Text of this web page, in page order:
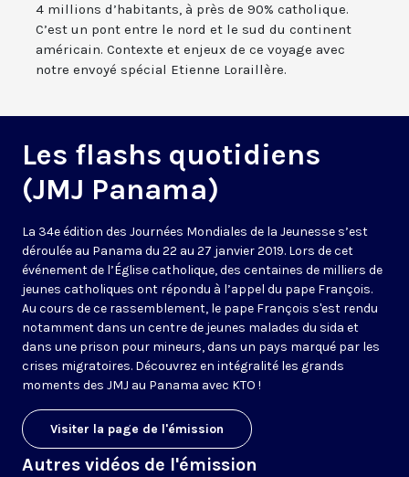
4 millions d’habitants, à près de 90% catholique.
C’est un pont entre le nord et le sud du continent
américain. Contexte et enjeux de ce voyage avec
notre envoyé spécial Etienne Loraillère.
Les flashs quotidiens
(JMJ Panama)
La 34e édition des Journées Mondiales de la Jeunesse s’est
déroulée au Panama du 22 au 27 janvier 2019. Lors de cet
événement de l’Église catholique, des centaines de milliers de
jeunes catholiques ont répondu à l’appel du pape François.
Au cours de ce rassemblement, le pape François s'est rendu
notamment dans un centre de jeunes malades du sida et
dans une prison pour mineurs, dans un pays marqué par les
crises migratoires. Découvrez en intégralité les grands
moments des JMJ au Panama avec KTO !
Visiter la page de l'émission
Autres vidéos de l'émission